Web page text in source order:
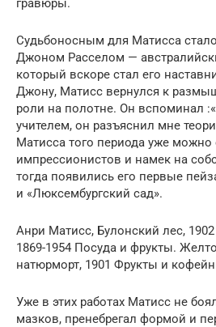
Судьбоносным для Матисса
Джоном Расселом —
который вскоре стал его
Джону, Матисс вернулся к
роли на полотне. Он вспоминал
учителем, он разъяснил мне
Матисса того периода уже
импрессионистов и намек на
тогда появились его первые
и «Люксембургский сад».
Анри Матисс, Булонский лес,
1869-1954 Посуда и фрукты.
натюрморт, 1901 Фрукты и
Уже в этих работах Матисс не
мазков, пренебрегал формой и